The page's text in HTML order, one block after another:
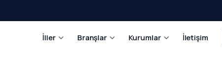
İller Branşlar Kurumlar İletişim